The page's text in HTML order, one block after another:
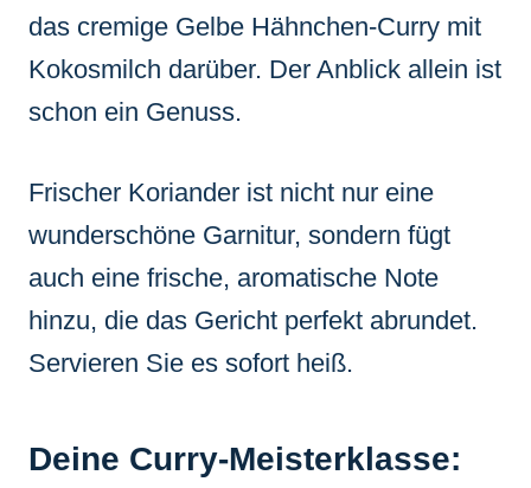
das cremige Gelbe Hähnchen-Curry mit
Kokosmilch darüber. Der Anblick allein ist
schon ein Genuss.
Frischer Koriander ist nicht nur eine
wunderschöne Garnitur, sondern fügt
auch eine frische, aromatische Note
hinzu, die das Gericht perfekt abrundet.
Servieren Sie es sofort heiß.
Deine Curry-Meisterklasse: